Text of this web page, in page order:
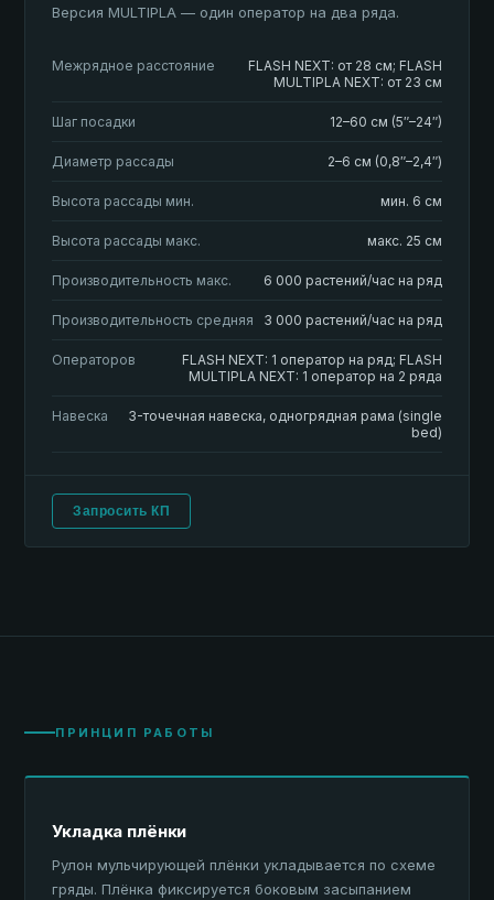
Версия MULTIPLA — один оператор на два ряда.
Межрядное расстояние
FLASH NEXT: от 28 см; FLASH
MULTIPLA NEXT: от 23 см
Шаг посадки 12–60 см (5″–24″)
Диаметр рассады 2–6 см (0,8″–2,4″)
Высота рассады мин. мин. 6 см
Высота рассады макс. макс. 25 см
Производительность макс. 6 000 растений/час на ряд
Производительность средняя 3 000 растений/час на ряд
Операторов
FLASH NEXT: 1 оператор на ряд; FLASH
MULTIPLA NEXT: 1 оператор на 2 ряда
Навеска
3-точечная навеска, одногрядная рама (single
bed)
Запросить КП
ПРИНЦИП РАБОТЫ
Укладка плёнки
Рулон мульчирующей плёнки укладывается по схеме
гряды. Плёнка фиксируется боковым засыпанием